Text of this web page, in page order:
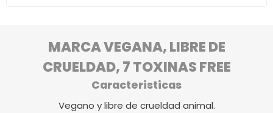
MARCA VEGANA, LIBRE DE
CRUELDAD, 7 TOXINAS FREE
Caracteristicas
Vegano y libre de crueldad animal.